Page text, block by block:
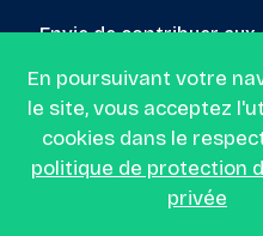
Envie de contribuer aux
Nous envoyer un
En poursuivant votre
le site, vous acceptez
cookies dans le
politique de protection
privée